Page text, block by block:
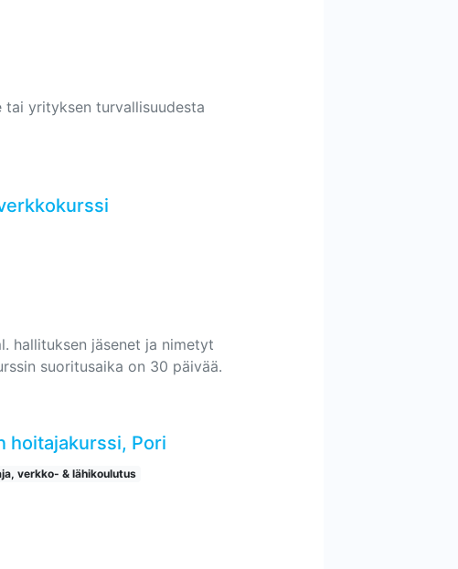
yrityksen turvallisuudesta
hallituksen jäsenet ja nimetyt
suoritusaika on 30 päivää.
hoitajakurssi, Pori
verkko- & lähikoulutus